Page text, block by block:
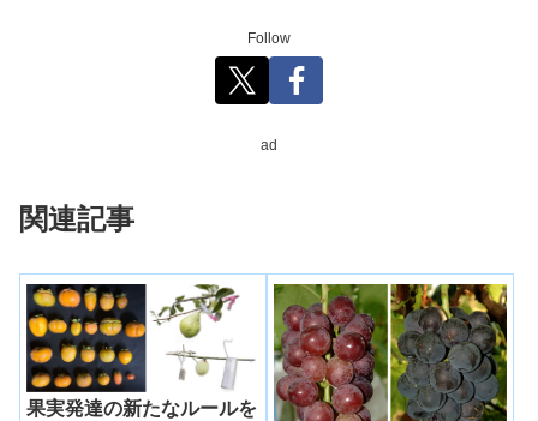
Follow
ad
関連記事
果実発達の新たなルールを